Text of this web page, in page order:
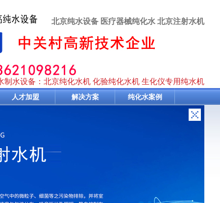
北京纯水设备 医疗器械纯化水 北京注射水机
制水设备：北京纯化水机 化验纯化水机 生化仪专用纯水机
人才加盟 解决方案 纯化水案例